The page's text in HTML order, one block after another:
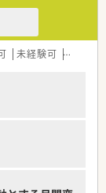
未経験可 ブラン